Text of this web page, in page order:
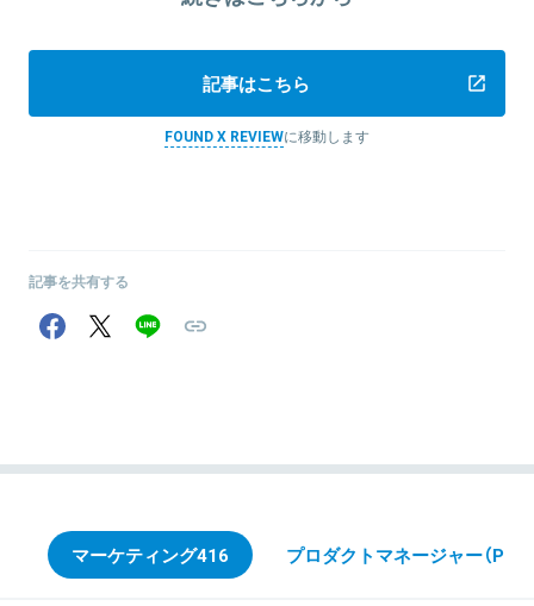
記事はこちら
FOUND X REVIEWに移動します
記事を共有する
マーケティング416 プロダクトマネージャー（PdM